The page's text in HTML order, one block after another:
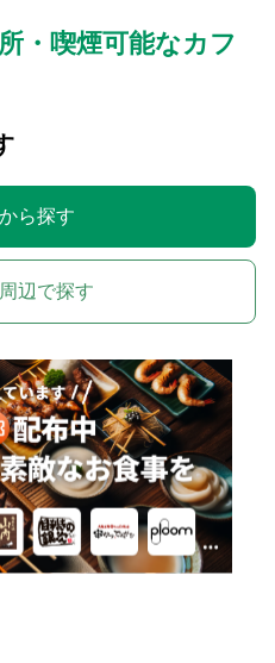
・喫煙可能なカフ
ら探す
辺で探す